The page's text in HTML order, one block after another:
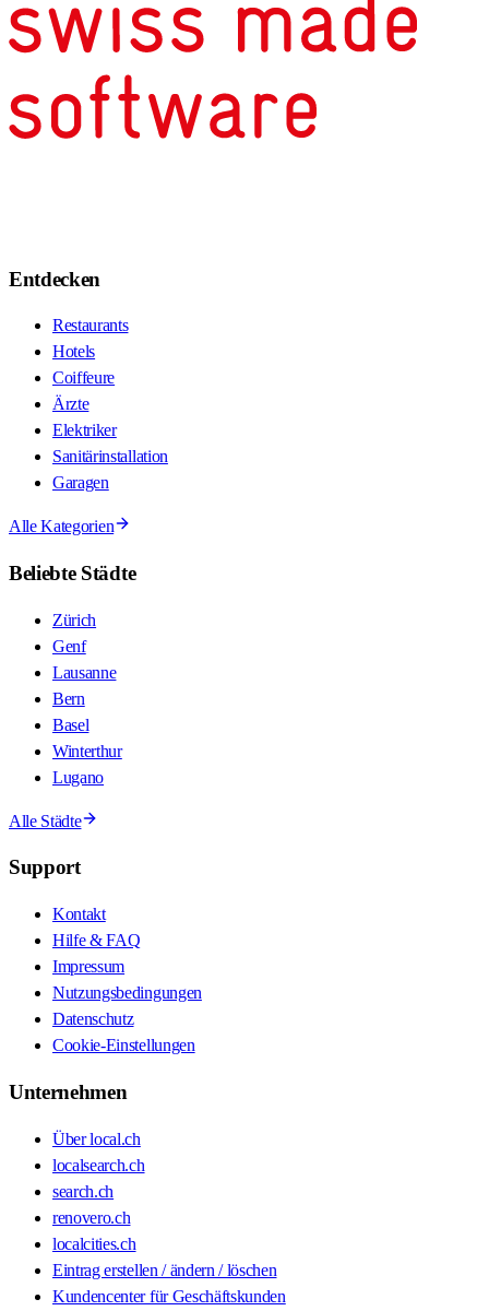
Entdecken
Restaurants
Hotels
Coiffeure
Ärzte
Elektriker
Sanitärinstallation
Garagen
Alle Kategorien
Beliebte Städte
Zürich
Genf
Lausanne
Bern
Basel
Winterthur
Lugano
Alle Städte
Support
Kontakt
Hilfe & FAQ
Impressum
Nutzungsbedingungen
Datenschutz
Cookie-Einstellungen
Unternehmen
Über local.ch
localsearch.ch
search.ch
renovero.ch
localcities.ch
Eintrag erstellen / ändern / löschen
Kundencenter für Geschäftskunden